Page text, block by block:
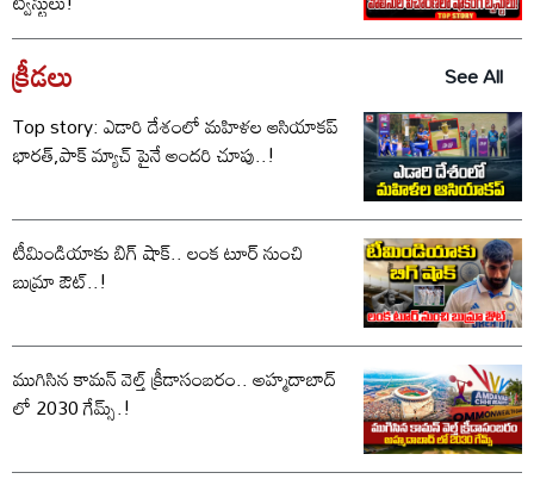
క్రీడలు
See All
Top story: ఎడారి దేశంలో మహిళల ఆసియాకప్
భారత్,పాక్ మ్యాచ్ పైనే అందరి చూపు..!
టీమిండియాకు బిగ్ షాక్.. లంక టూర్ నుంచి
బుమ్రా ఔట్..!
ముగిసిన కామన్ వెల్త్ క్రీడాసంబరం.. అహ్మదాబాద్
లో 2030 గేమ్స్.!